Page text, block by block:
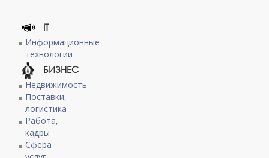
IT
Информационные
технологии
БИЗНЕС
Недвижимость
Поставки,
логистика
Работа,
кадры
Сфера